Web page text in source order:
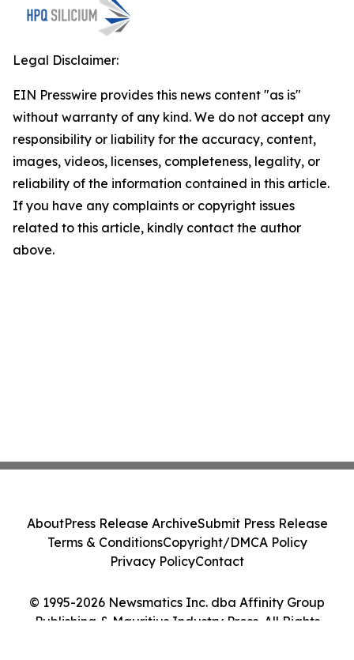
Legal Disclaimer:
EIN Presswire provides this news content "as is"
without warranty of any kind. We do not accept any
responsibility or liability for the accuracy, content,
images, videos, licenses, completeness, legality, or
reliability of the information contained in this article.
If you have any complaints or copyright issues
related to this article, kindly contact the author
above.
© 1995-2026 Newsmatics Inc. dba Affinity Group
Publishing & Mauritius Industry Press. All Rights
AboutPress Release ArchiveSubmit Press Release
Terms & ConditionsCopyright/DMCA Policy
Privacy PolicyContact